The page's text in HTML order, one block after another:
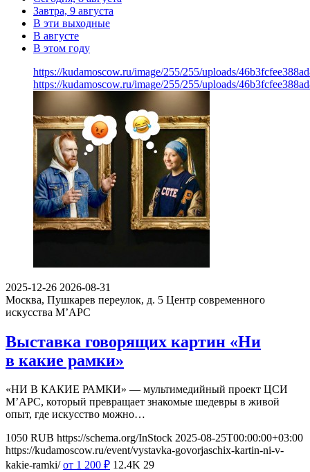
Завтра, 9 августа
В эти выходные
В августе
В этом году
https://kudamoscow.ru/image/255/255/uploads/
https://kudamoscow.ru/image/255/255/uploads/
2025-12-26 2026-08-31
Москва, Пушкарев переулок, д. 5 Центр современного
искусства М’АРС
Выставка говорящих картин «Ни
в какие рамки»
«НИ В КАКИЕ РАМКИ» — мультимедийный проект ЦСИ
М’АРС, который превращает знакомые шедевры в живой
опыт, где искусство можно…
1050 RUB https://schema.org/InStock 2025-08-25T00:00:00+03:00
https://kudamoscow.ru/event/vystavka-govorjaschix-kartin-ni-v-
kakie-ramki/ от 1 200 ₽ 12.4K 29